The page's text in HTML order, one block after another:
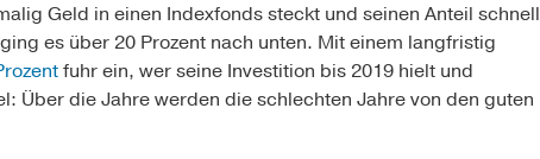
Geld in einen Indexfonds steckt und seinen Anteil schnell
es über 20 Prozent nach unten. Mit einem langfristig
fuhr ein, wer seine Investition bis 2019 hielt und
Über die Jahre werden die schlechten Jahre von den guten